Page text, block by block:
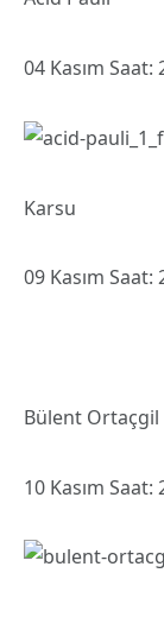
04 Kasım Saat:
Karsu
09 Kasım Saat:
Bülent Ortaçgil
10 Kasım Saat: